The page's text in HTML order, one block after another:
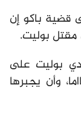
قضية باكو إن
مقتل بوليت.
بوليت على
كان عمرها لا يتجاوز 14 عااما، وأن يجبرها